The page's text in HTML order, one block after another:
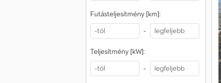
Futásteljesítmény [km]:
-
Teljesítmény [kW]:
-